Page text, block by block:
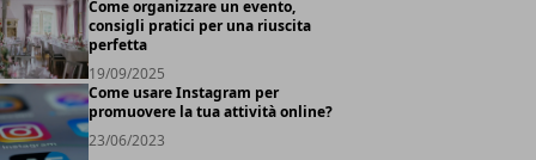
Come organizzare un evento,
consigli pratici per una riuscita
perfetta
19/09/2025
Come usare Instagram per
promuovere la tua attività online?
23/06/2023